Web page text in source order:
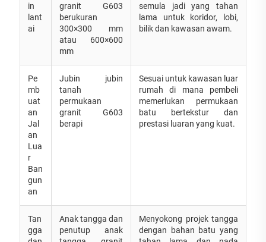
in
lant
ai
granit G603
berukuran
300×300 mm
atau 600×600
mm
semula jadi yang tahan
lama untuk koridor, lobi,
bilik dan kawasan awam.
Pe
mb
uat
an
Jal
an
Lua
r
Ban
gun
an
Jubin jubin
tanah
permukaan
granit G603
berapi
Sesuai untuk kawasan luar
rumah di mana pembeli
memerlukan permukaan
batu bertekstur dan
prestasi luaran yang kuat.
Tan
gga
Anak tangga dan
penutup anak
Menyokong projek tangga
dengan bahan batu yang